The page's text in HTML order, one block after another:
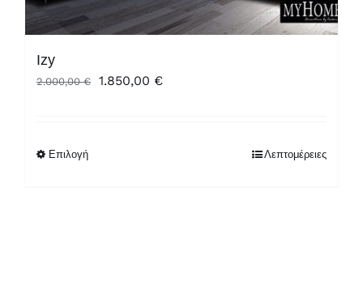
Izy
2.000,00€
Original
1.850,00 €Η
Επιλογή Λεπτομέρειες